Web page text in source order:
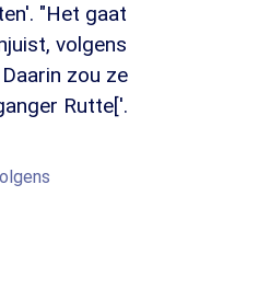
"Het gaat
volgens
zou ze
Rutte['.